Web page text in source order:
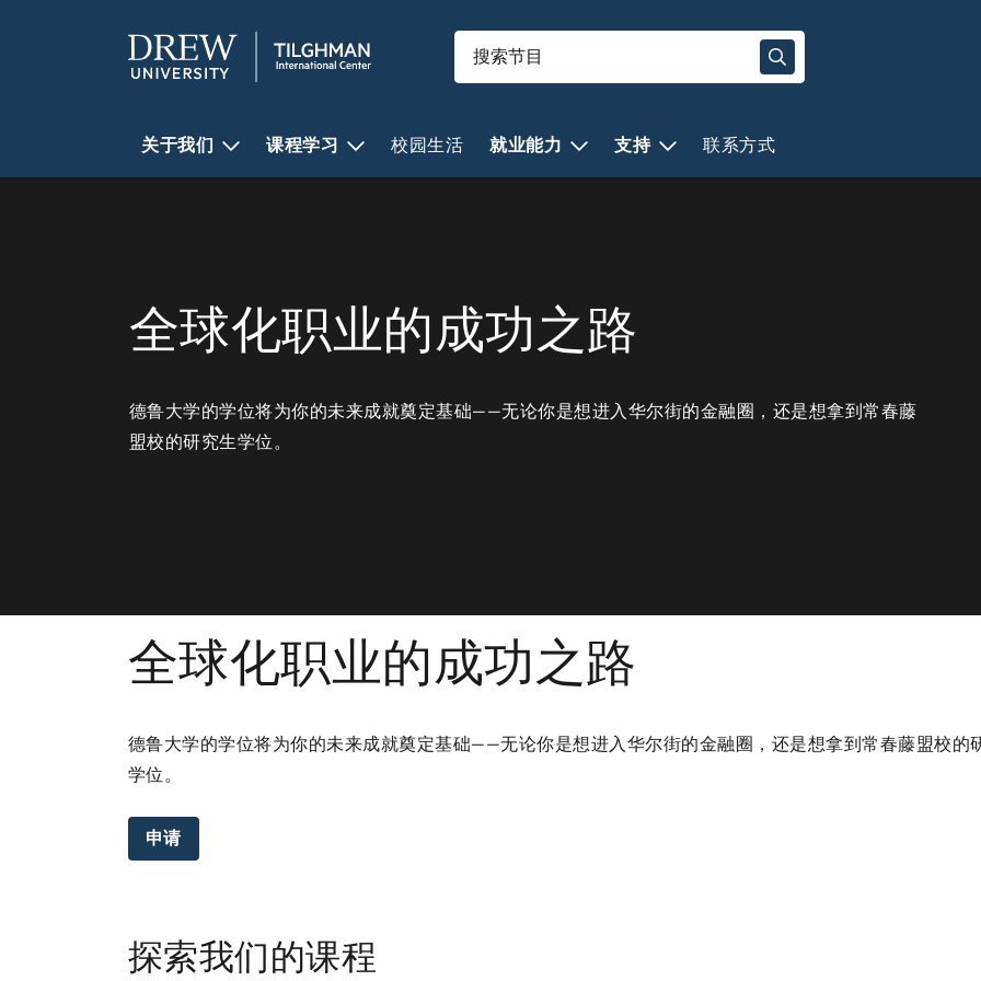
关于我们 课程学习 校园生活 就业能力 支持 联系方式
全球化职业的成功之路
德鲁大学的学位将为你的未来成就奠定基础——无论你是想进入华尔街的金融圈，还是想拿到常春藤
盟校的研究生学位。
全球化职业的成功之路
德鲁大学的学位将为你的未来成就奠定基础——无论你是想进入华尔街的金融圈，还是想拿到常春藤盟校的
学位。
申请
探索我们的课程